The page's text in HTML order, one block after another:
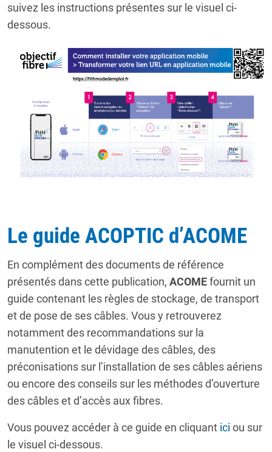
suivez les instructions présentes sur le visuel ci-
dessous.
Le guide ACOPTIC d’ACOME
En complément des documents de référence
présentés dans cette publication, ACOMEfournit un
guide contenant les règles de stockage, de transport
et de pose de ses câbles. Vous y retrouverez
notamment des recommandations sur la
manutention et le dévidage des câbles, des
préconisations sur l’installation de ses câbles aériens
ou encore des conseils sur les méthodes d’ouverture
des câbles et d’accès aux fibres.
Vous pouvez accéder à ce guide en cliquant ici ou sur
le visuel ci-dessous.